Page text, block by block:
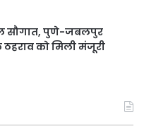
सौगात, पुणे-जबलपुर
ठहराव को मिली मंजूरी